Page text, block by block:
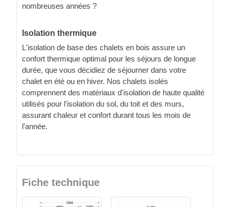
nombreuses années ?
Isolation thermique
L'isolation de base des chalets en bois assure un
confort thermique optimal pour les séjours de longue
durée, que vous décidiez de séjourner dans votre
chalet en été ou en hiver. Nos chalets isolés
comprennent des matériaux d'isolation de haute qualité
utilisés pour l'isolation du sol, du toit et des murs,
assurant chaleur et confort durant tous les mois de
l'année.
Fiche technique